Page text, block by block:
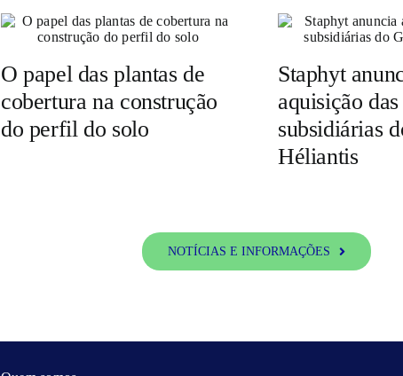
O papel das plantas de
cobertura na construção
do perfil do solo
Staphyt
aquisição
subsidiárias
Héliantis
NOTÍCIAS E INFORMAÇÕES